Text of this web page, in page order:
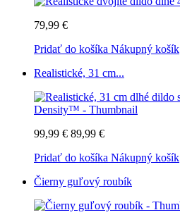
79,99 €
Pridať do košíka Nákupný košík
Realistické, 31 cm...
99,99 € 89,99 €
Pridať do košíka Nákupný košík
Čierny guľový roubík